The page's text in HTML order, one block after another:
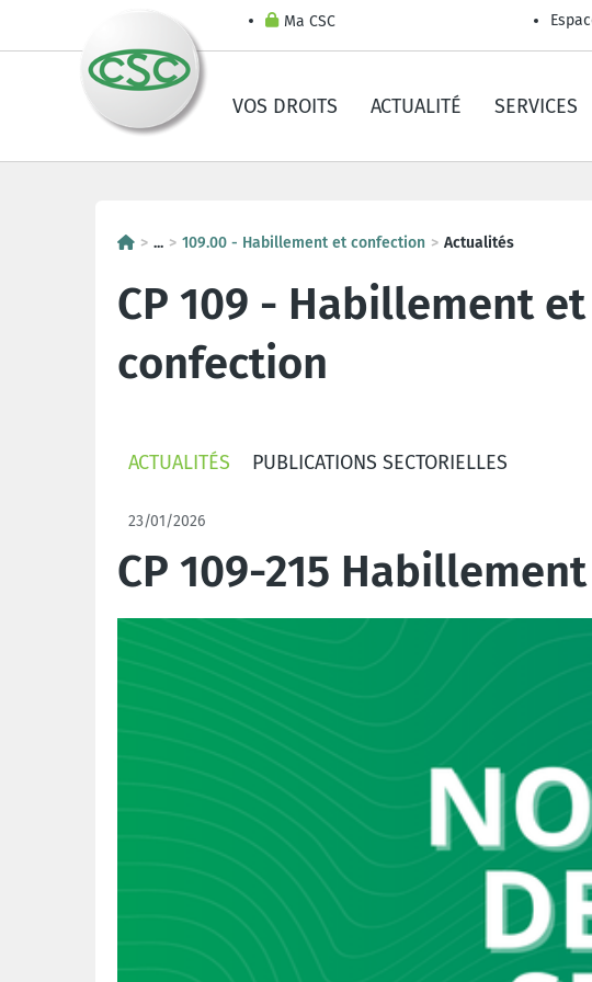
Ma CSC
VOS DROITS ACTUALITÉ SERVICES
... 109.00 - Habillement et confection Actualités
CP 109 - Habillement et
confection
ACTUALITÉS PUBLICATIONS SECTORIELLES
23/01/2026
CP 109-215